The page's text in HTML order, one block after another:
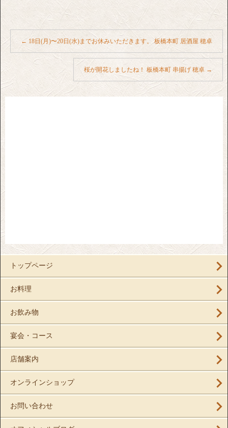
← 18日(月)〜20日(水)までお休みいただきます。 板橋本町 居酒屋 穂卓
桜が開花しましたね！ 板橋本町 串揚げ 穂卓 →
トップページ
お料理
お飲み物
宴会・コース
店舗案内
オンラインショップ
お問い合わせ